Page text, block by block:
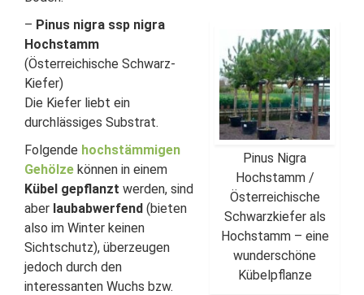
Pinus Nigra
Hochstamm /
Österreichische
Schwarzkiefer als
Hochstamm – eine
wunderschöne
Kübelpflanze
– Pinus nigra ssp nigra
Hochstamm
(Österreichische Schwarz-
Kiefer)
Die Kiefer liebt ein
durchlässiges Substrat.
Folgende hochstämmigen
Gehölze können in einem
Kübel gepflanzt werden, sind
aber laubabwerfend (bieten
also im Winter keinen
Sichtschutz), überzeugen
jedoch durch den
interessanten Wuchs bzw.